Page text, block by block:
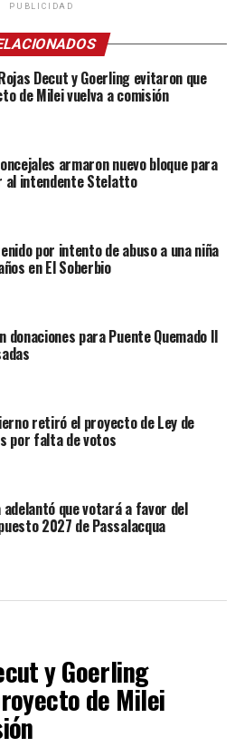
PUBLICIDAD
Decut y Goerling evitaron que
de Milei vuelva a comisión
armaron nuevo bloque para
al intendente Stelatto
por intento de abuso a una niña
en El Soberbio
donaciones para Puente Quemado II
retiró el proyecto de Ley de
por falta de votos
adelantó que votará a favor del
2027 de Passalacqua
y Goerling
de Milei